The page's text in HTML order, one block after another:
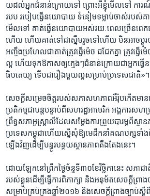
យ​ដល់​អ្នក​ជំនាន់​ក្រោយ​ទៅ ព្រោះ​អី​ខ្ញុំ​មើល​ទៅ​ ការ
របប​ ​របៀប​ធ្វើ​នយោបាយ​ ទំនៀម​ទម្លាប់​ចាស់​របស់​គា
មើល​ទៅ​ គាត់​ធ្វើ​នយោបាយ​អស់​រយៈ​ពេល​ច្រើន​ព
ហើយ​ ហើយ​គាត់​ទៅ​ជា​ស្នឹម​រួចទៅ​ហើយ​ មិន​អាច​ប្តូរ​
អញ្ចឹង​ប្រហែល​ជា​គាត់​ត្រូវ​ធ្វើ​ម៉េច​ ជជែក​គ្នា​ ត្រូវ​ធ្វើ​ម៉
ល្អ​ ហើយ​ទុកឱកាស​ឲ្យ​ក្មេងៗ​ជំនាន់​ក្រោយ​ជា​អ្នក​ធ្វ
ធិបតេយ្យ​ ទើប​ជារឿង​មួយ​ល្អ​សម្រាប់​ប្រទេស​ជាតិ»។​
សេចក្តី​សម្រេច​ចិត្តរបស់​សភា​សហភាព​អឺរ៉ុប​កើត​មាន​
ប្រតិកម្ម​ជា​បន្តបន្ទាប់​ពី​សហ​រដ្ឋ​អាមេរិក​ អង្គការ​ស
ព្រឹទ្ធ​សភា​អូស្រ្តាលី​ដែល​សម្តែង​ការ​ព្រួយ​បារម្ភ​ពី​ស្ថ
ប្រទេស​កម្ពុជា​ហើយ​ស្នើ​សុំ​ឱ្យ​មេដឹកនាំ​គណបក្ស​ទាំង
ឡើង​វិញ​ដើម្បី​បន្ធូរ​បន្ថយ​ស្ថានភាព​តឹងតែង​នេះ។​
ដោយ​ឡែក​នៅ​ព្រឹក​ថ្ងៃ​ច័ន្ទ​ទី៣០​ខែវិច្ឆិកានេះ​ សភា
របស់​ខ្លួន​ដើម្បី​ធ្វើ​ការ​ពិភាក្សា​ និង​អនុម័ត​សេចក្តី​ព្រាង​
សម្រាប់​គ្រប់​គ្រង​ឆ្នាំ​២០១៦​ និង​សេចក្តី​ព្រាង​ច្បាប់​ស្តី​